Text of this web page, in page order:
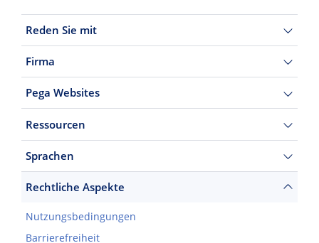
Reden Sie mit
Firma
Pega Websites
Ressourcen
Sprachen
Rechtliche Aspekte
Nutzungsbedingungen
Barrierefreiheit